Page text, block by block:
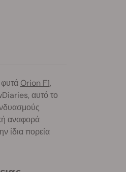
Orion F1,
αυτό το
αναφορά
ίδια πορεία